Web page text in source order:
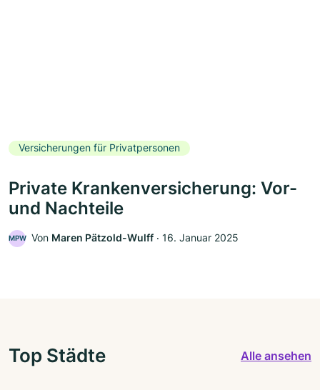
Versicherungen für Privatpersonen
Private Krankenversicherung: Vor-
und Nachteile
MPW Von Maren Pätzold-Wulff ‧ 16. Januar 2025
Top Städte Alle ansehen